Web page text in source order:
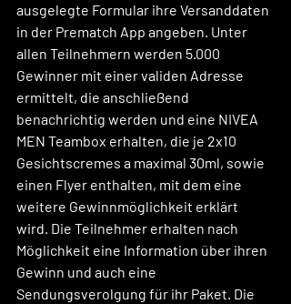
ausgelegte Formular ihre Versanddaten
in der Prematch App angeben. Unter
allen Teilnehmern werden 5.000
Gewinner mit einer validen Adresse
ermittelt, die anschließend
benachrichtig werden und eine NIVEA
MEN Teambox erhalten, die je 2x10
Gesichtscremes a maximal 30ml, sowie
einen Flyer enthalten, mit dem eine
weitere Gewinnmöglichkeit erklärt
wird. Die Teilnehmer erhalten nach
Möglichkeit eine Information über ihren
Gewinn und auch eine
Sendungsverolgung für ihr Paket. Die